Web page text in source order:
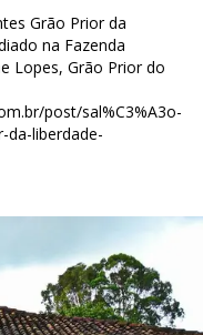
Grão Prior da
na Fazenda
Lopes, Grão Prior do
post/sal%C3%A3o-
da-liberdade-